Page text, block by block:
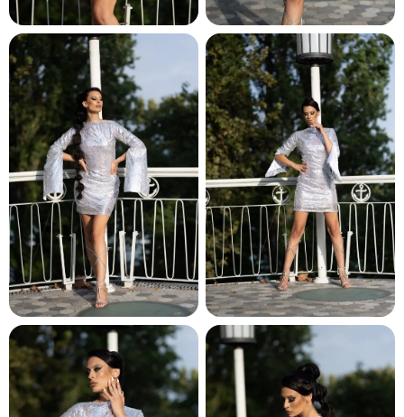
и по лични мерки